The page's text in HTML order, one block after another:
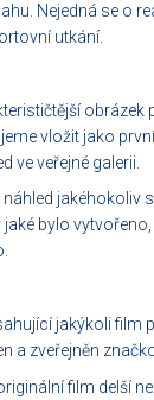
Nejedná se o
utkání.
obrázek
vložit jako
ve veřejné galerii.
jakéhokoliv
jaké bylo
jakýkoli film
a zveřejněn
film delší